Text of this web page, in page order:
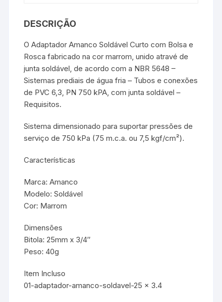
DESCRIÇÃO
O Adaptador Amanco Soldável Curto com Bolsa e
Rosca fabricado na cor marrom, unido atravé de
junta soldável, de acordo com a NBR 5648 –
Sistemas prediais de água fria – Tubos e conexões
de PVC 6,3, PN 750 kPA, com junta soldável –
Requisitos.
Sistema dimensionado para suportar pressões de
serviço de 750 kPa (75 m.c.a. ou 7,5 kgf/cm²).
Características
Marca: Amanco
Modelo: Soldável
Cor: Marrom
Dimensões
Bitola: 25mm x 3/4″
Peso: 40g
Item Incluso
01-adaptador-amanco-soldavel-25 x 3.4